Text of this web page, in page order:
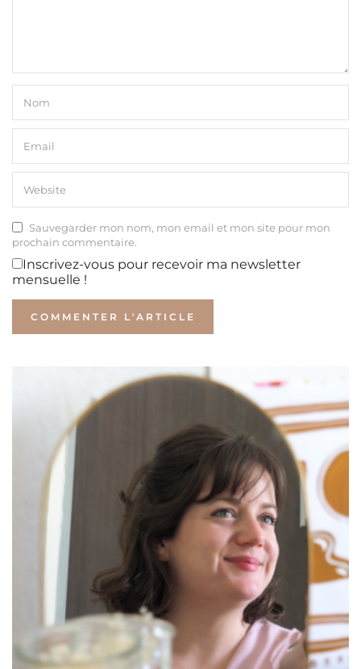
Sauvegarder mon nom, mon email et mon site pour mon
prochain commentaire.
Inscrivez-vous pour recevoir ma newsletter
mensuelle !